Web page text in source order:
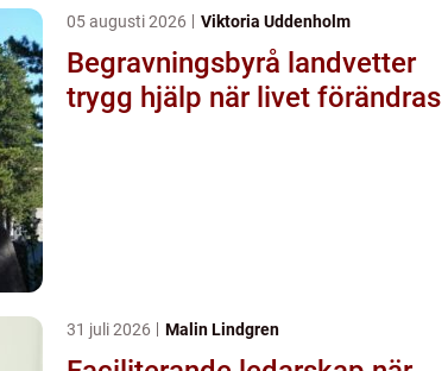
05 augusti 2026 Viktoria Uddenholm
Begravningsbyrå landvetter
trygg hjälp när livet förändras
31 juli 2026 Malin Lindgren